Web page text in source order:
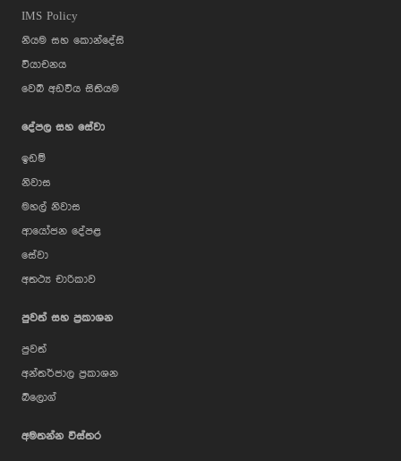
IMS Policy
නියම සහ කොන්දේසි
වියාචනය
වෙබ් අඩවිය සිතියම
දේපල සහ සේවා
ඉඩම්
නිවාස
මහල් නිවාස
ආයෝජන දේපළ
සේවා
අතථ්‍ය චාරිකාව
පුවත් සහ ප්‍රකාශන
පුවත්
අන්තර්ජාල ප්‍රකාශන
බ්ලොග්
අමතන්න විස්තර